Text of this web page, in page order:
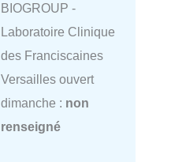
BIOGROUP -
Laboratoire Clinique
des Franciscaines
Versailles ouvert
dimanche : non
renseigné